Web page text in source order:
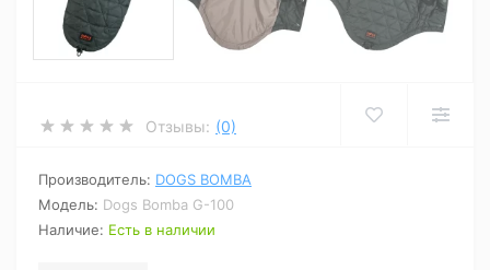
Отзывы: (0)
Производитель: DOGS BOMBA
Модель: Dogs Bomba G-100
Наличие: Есть в наличии